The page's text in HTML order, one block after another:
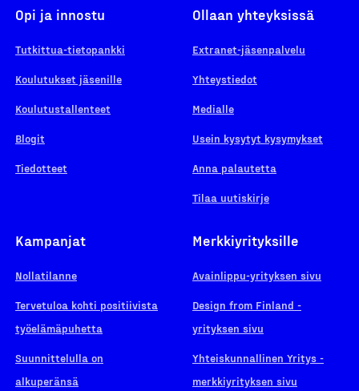
Opi ja innostu
Tutkittua-tietopankki
Koulutukset jäsenille
Koulutustallenteet
Blogit
Tiedotteet
Ollaan yhteyksissä
Extranet-jäsenpalvelu
Yhteystiedot
Medialle
Usein kysytyt kysymykset
Anna palautetta
Tilaa uutiskirje
Kampanjat
Nollatilanne
Tervetuloa kohti positiivista
työelämäpuhetta
Suunnittelulla on
alkuperänsä
Merkkiyrityksille
Avainlippu-yrityksen sivu
Design from Finland -
yrityksen sivu
Yhteiskunnallinen Yritys -
merkkiyrityksen sivu